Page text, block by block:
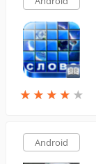
★ ★ ★ ★ ★
★ ★ ★ ★ ★
Android